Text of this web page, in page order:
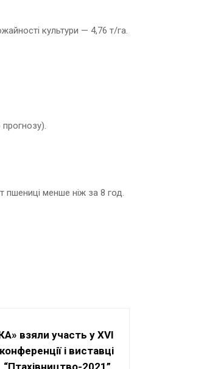
культури — 4,76 т/га.
пшениці менше ніж за 8 год.
взяли участь у XVI
і виставці
“Птахівництво-2021”.